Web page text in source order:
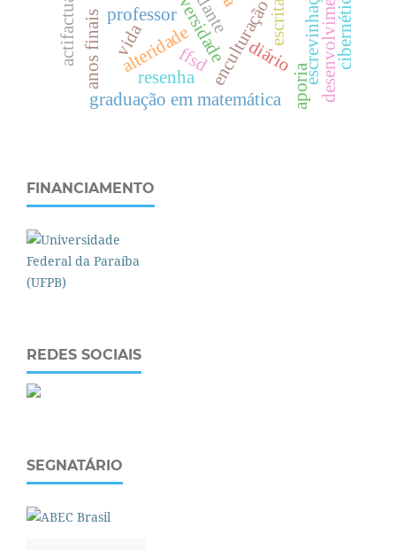
escrita
diversidade
graduação em matemática
alteridadeffsd
vida
professor
resenha
diário
aporia
cibernética
anos finais
FINANCIAMENTO
REDES SOCIAIS
SEGNATÁRIO